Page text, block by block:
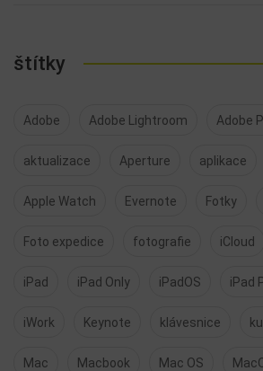
štítky
Adobe Adobe Lightroom Adobe
aktualizace Aperture aplikace
Apple Watch Evernote Fotky
Foto expedice fotografie iCloud
iPad iPad Only iPadOS iPad
iWork Keynote klávesnice
Mac Macbook Mac OS